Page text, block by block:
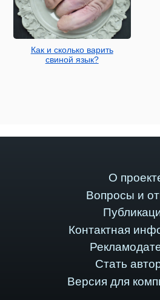
Как и сколько варить
свиной язык?
О
Вопросы и
Контактная
Стать
Версия для